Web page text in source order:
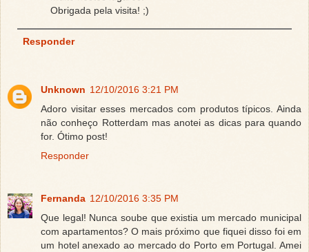
Obrigada pela visita! ;)
Responder
Unknown 12/10/2016 3:21 PM
Adoro visitar esses mercados com produtos típicos. Ainda
não conheço Rotterdam mas anotei as dicas para quando
for. Ótimo post!
Responder
Fernanda 12/10/2016 3:35 PM
Que legal! Nunca soube que existia um mercado municipal
com apartamentos? O mais próximo que fiquei disso foi em
um hotel anexado ao mercado do Porto em Portugal. Amei